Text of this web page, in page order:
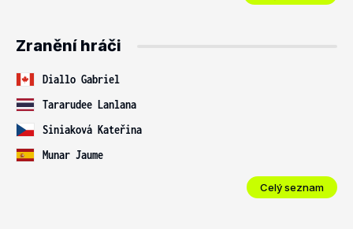
Zranění hráči
Diallo Gabriel
Tararudee Lanlana
Siniaková Kateřina
Munar Jaume
Celý seznam